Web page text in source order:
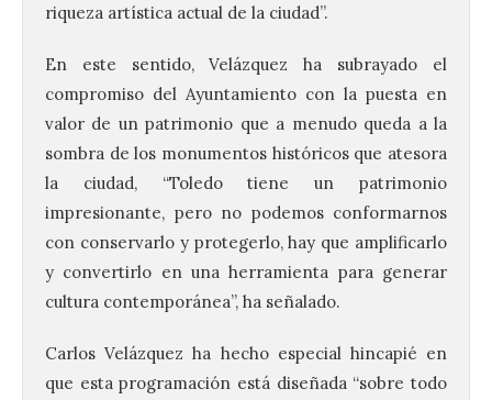
riqueza artística actual de la ciudad”.
En este sentido, Velázquez ha subrayado el
compromiso del Ayuntamiento con la puesta en
valor de un patrimonio que a menudo queda a la
sombra de los monumentos históricos que atesora
la ciudad, “Toledo tiene un patrimonio
impresionante, pero no podemos conformarnos
con conservarlo y protegerlo, hay que amplificarlo
y convertirlo en una herramienta para generar
cultura contemporánea”, ha señalado.
Carlos Velázquez ha hecho especial hincapié en
que esta programación está diseñada “sobre todo